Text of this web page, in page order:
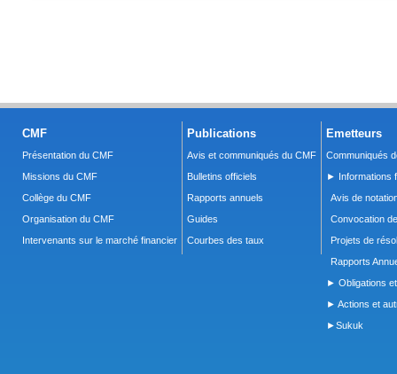
CMF
Présentation du CMF
Missions du CMF
Collège du CMF
Organisation du CMF
Intervenants sur le marché financier
Publications
Avis et communiqués du CMF
Bulletins officiels
Rapports annuels
Guides
Courbes des taux
Emetteurs
Communiqués
► Informations
Avis de
Convocation
Projets de
Rapports
► Obligations
► Actions et
►Sukuk